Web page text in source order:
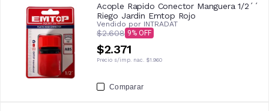
Acople Rapido Conector Manguera 1/2´´
Riego Jardin Emtop Rojo
Vendido por INTRADAT
$2.608 9
$2.371
Precio s/imp. nac. $1.960
Comparar